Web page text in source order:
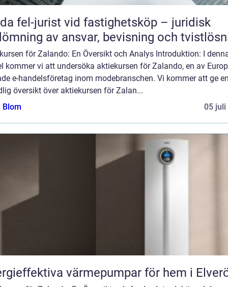
fel-jurist vid fastighetsköp – juridisk
av ansvar, bevisning och
för Zalando: En Översikt och Analys Introduktion: I
kommer vi att undersöka aktiekursen för Zalando, en av
e-handelsföretag inom modebranschen. Vi kommer att ge
översikt över aktiekursen för Zalan...
Blom
05 juli
värmepumpar för hem i